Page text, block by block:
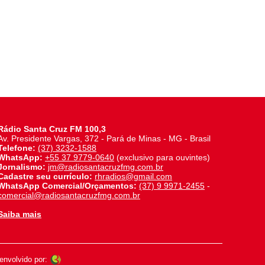
Santa Cruz FM 100,3
Presidente Vargas, 372 - Pará de Minas - MG - Brasil
(37) 3232-1588
+55 37 9779-0640 (exclusivo para ouvintes)
jm@radiosantacruzfmg.com.br
seu currículo: rhradios@gmail.com
Comercial/Orçamentos: (37) 9 9971-2455 -
mais
por: